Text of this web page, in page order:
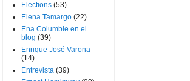
Elections (53)
Elena Tamargo (22)
Ena Columbie en el
blog (39)
Enrique José Varona
(14)
Entrevista (39)